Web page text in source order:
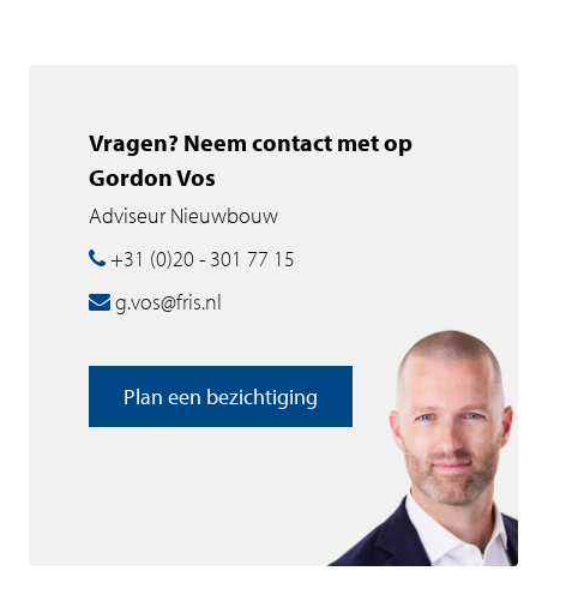
Vragen? Neem contact met op
Gordon Vos
Adviseur Nieuwbouw
+31 (0)20 - 301 77 15
g.vos@fris.nl
Plan een bezichtiging